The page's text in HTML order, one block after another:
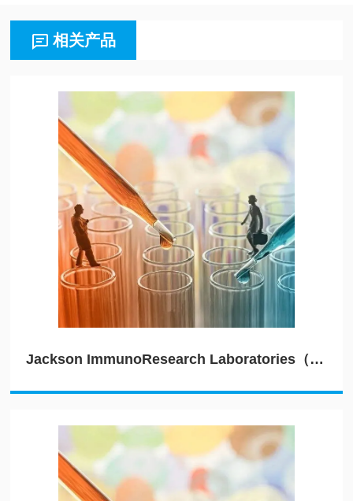
相关产品
Jackson ImmunoResearch Laboratories（JIRL）